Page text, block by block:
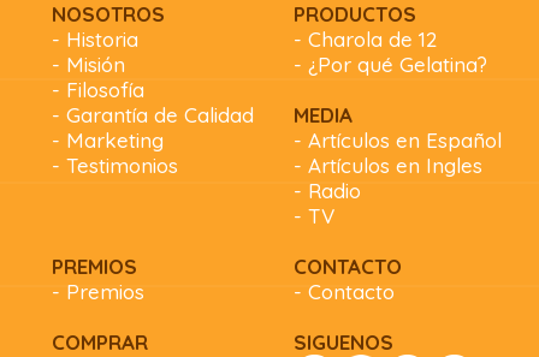
NOSOTROS
- Historia
- Misión
- Filosofía
- Garantía de Calidad
- Marketing
- Testimonios
PRODUCTOS
- Charola de 12
- ¿Por qué Gelatina?
MEDIA
- Artículos en Español
- Artículos en Ingles
- Radio
- TV
PREMIOS
- Premios
COMPRAR
CONTACTO
- Contacto
SIGUENOS